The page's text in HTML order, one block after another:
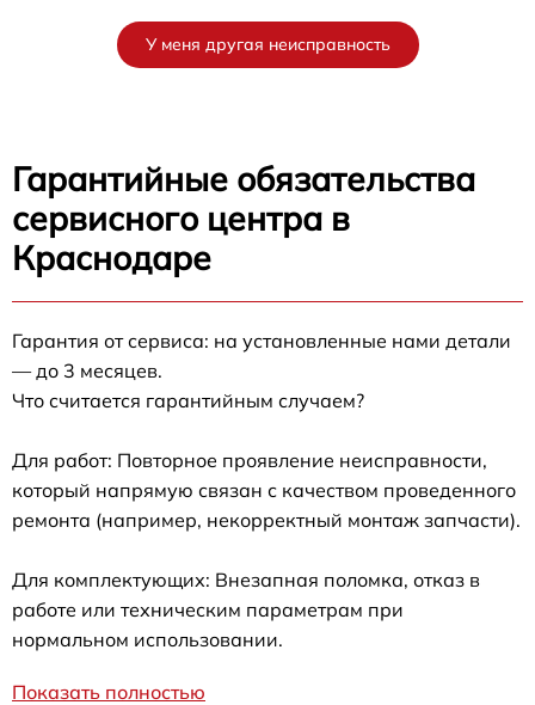
У меня другая неисправность
Гарантийные обязательства
сервисного центра в
Краснодаре
Гарантия от сервиса: на установленные нами детали
— до 3 месяцев.
Что считается гарантийным случаем?
Для работ: Повторное проявление неисправности,
который напрямую связан с качеством проведенного
ремонта (например, некорректный монтаж запчасти).
Для комплектующих: Внезапная поломка, отказ в
работе или техническим параметрам при
нормальном использовании.
Показать полностью